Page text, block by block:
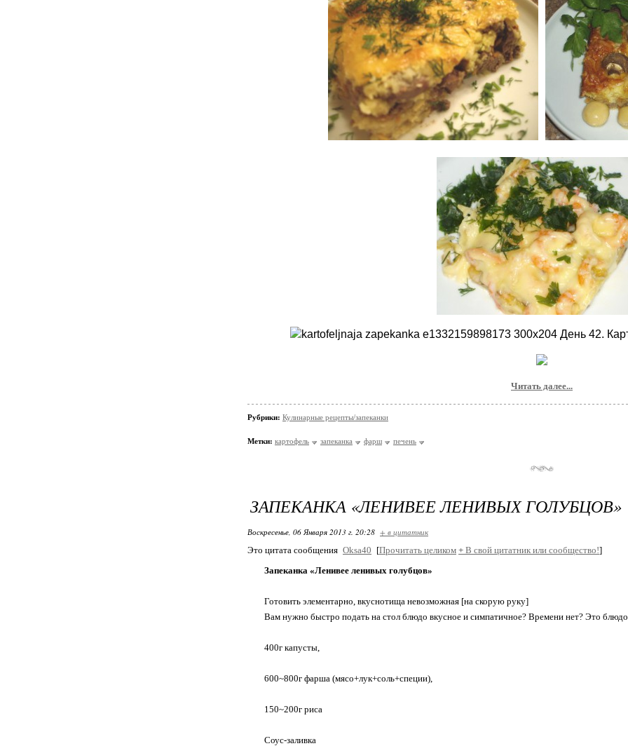
Читать далее...
Рубрики: Кулинарные рецепты/запеканки
Метки: картофель запеканка фарш печень
ЗАПЕКАНКА «ЛЕНИВЕЕ ЛЕНИВЫХ ГОЛУБЦОВ»
Воскресенье, 06 Января 2013 г. 20:28 + в цитатник
Это цитата сообщения Oksa40 [Прочитать целиком + В свой цитатник или сообщество!]
Запеканка «Ленивее ленивых голубцов»
Готовить элементарно, вкуснотища невозможная [на скорую руку]
Вам нужно быстро подать на стол блюдо вкусное и симпатичное? Времени нет? Это
400г капусты,
600~800г фарша (мясо+лук+соль+специи),
150~200г риса
Соус-заливка